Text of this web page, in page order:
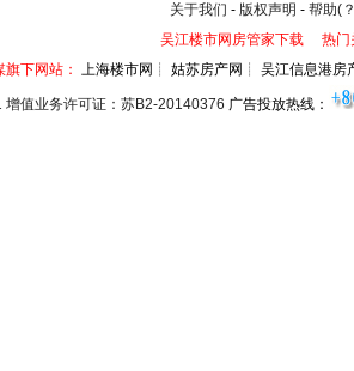
关于我们 - 版权声明 - 帮助(
吴江楼市网房管家下载
热门
下网站： 上海楼市网┊ 姑苏房产网┊ 吴江信息港
值业务许可证：苏B2-20140376 广告投放热线：